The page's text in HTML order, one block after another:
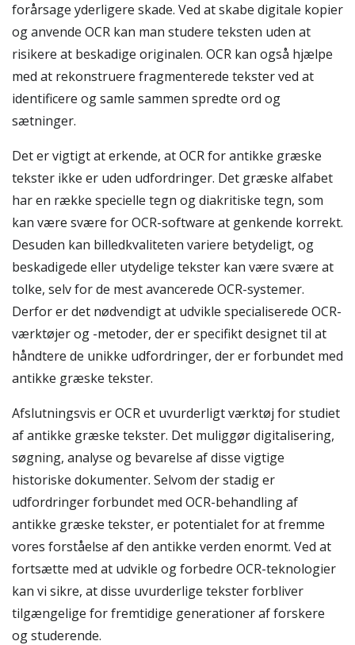
forårsage yderligere skade. Ved at skabe digitale kopier
og anvende OCR kan man studere teksten uden at
risikere at beskadige originalen. OCR kan også hjælpe
med at rekonstruere fragmenterede tekster ved at
identificere og samle sammen spredte ord og
sætninger.
Det er vigtigt at erkende, at OCR for antikke græske
tekster ikke er uden udfordringer. Det græske alfabet
har en række specielle tegn og diakritiske tegn, som
kan være svære for OCR-software at genkende korrekt.
Desuden kan billedkvaliteten variere betydeligt, og
beskadigede eller utydelige tekster kan være svære at
tolke, selv for de mest avancerede OCR-systemer.
Derfor er det nødvendigt at udvikle specialiserede OCR-
værktøjer og -metoder, der er specifikt designet til at
håndtere de unikke udfordringer, der er forbundet med
antikke græske tekster.
Afslutningsvis er OCR et uvurderligt værktøj for studiet
af antikke græske tekster. Det muliggør digitalisering,
søgning, analyse og bevarelse af disse vigtige
historiske dokumenter. Selvom der stadig er
udfordringer forbundet med OCR-behandling af
antikke græske tekster, er potentialet for at fremme
vores forståelse af den antikke verden enormt. Ved at
fortsætte med at udvikle og forbedre OCR-teknologier
kan vi sikre, at disse uvurderlige tekster forbliver
tilgængelige for fremtidige generationer af forskere
og studerende.